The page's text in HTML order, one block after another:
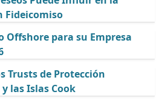
Fideicomiso
Offshore para su Empresa
Trusts de Protección
las Islas Cook